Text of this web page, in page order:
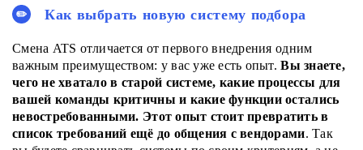
Как выбрать новую систему подбора
Смена ATS отличается от первого внедрения одним
важным преимуществом: у вас уже есть опыт.Вы знаете,
чего не хватало в старой системе, какие процессы для
вашей команды критичны и какие функции остались
невостребованными. Этот опыт стоит превратить в
список требований ещё до общения с вендорами. Так